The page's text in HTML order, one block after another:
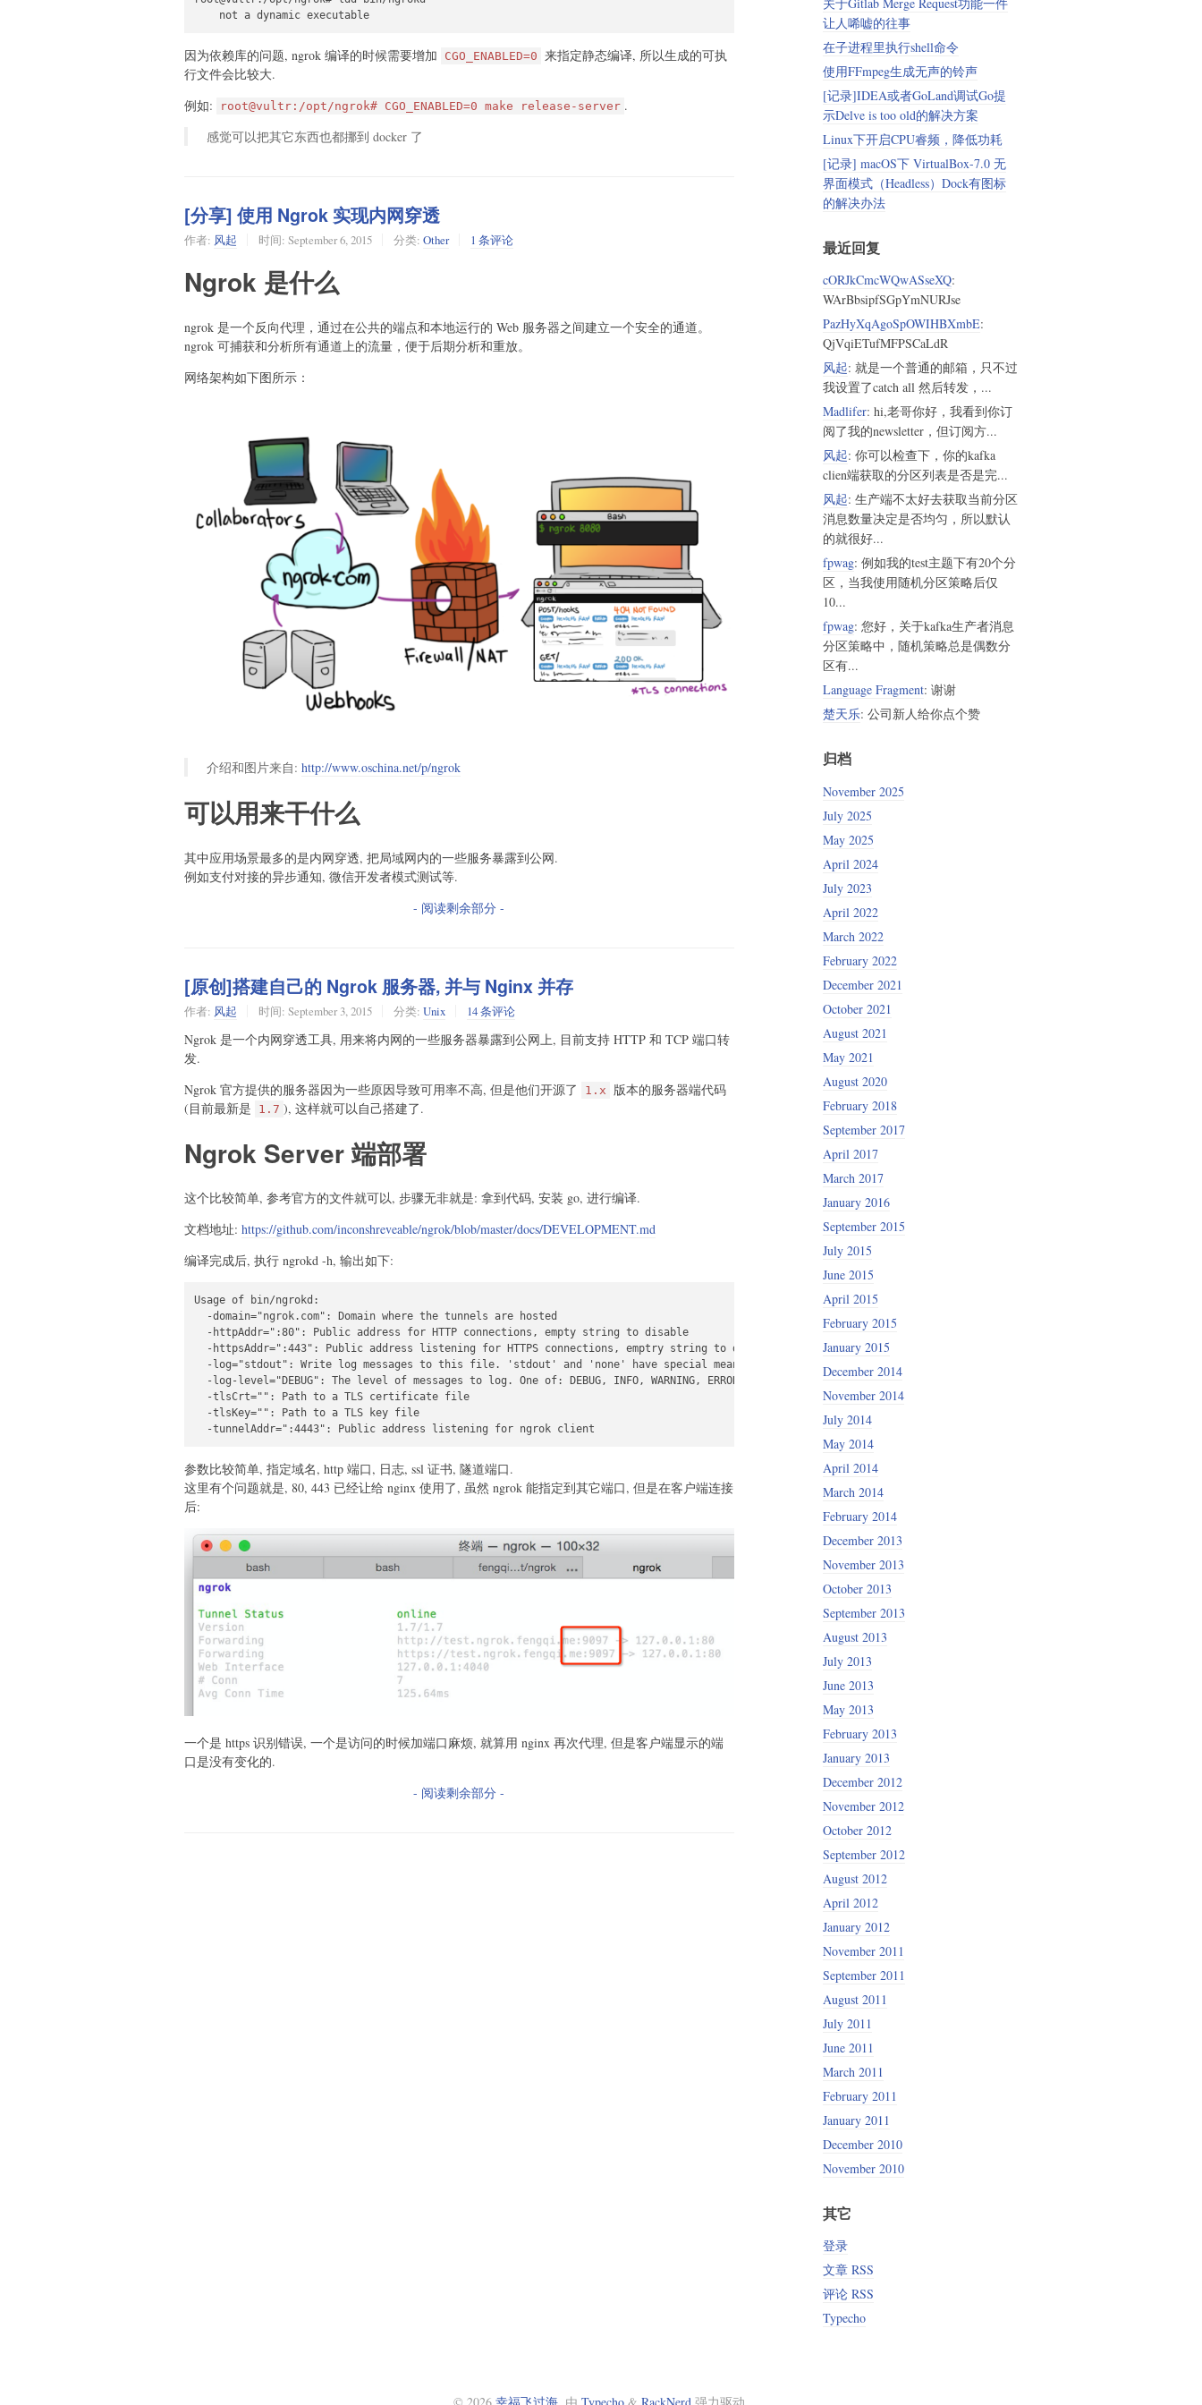
    not a dynamic executable
因为依赖库的问题, ngrok 编译的时候需要增加 CGO_ENABLED=0 来指定静态编译, 所以生成的可执
行文件会比较大.
例如:
root@vultr:/opt/ngrok# CGO_ENABLED=0 make release-server .
感觉可以把其它东西也都挪到 docker 了
[分享] 使用 Ngrok 实现内网穿透
作者: 风起 时间: September 6, 2015 分类: Other 1 条评论
Ngrok 是什么
ngrok 是一个反向代理，通过在公共的端点和本地运行的 Web 服务器之间建立一个安全的通道。
ngrok 可捕获和分析所有通道上的流量，便于后期分析和重放。
网络架构如下图所示：
介绍和图片来自: http://www.oschina.net/p/ngrok
可以用来干什么
其中应用场景最多的是内网穿透, 把局域网内的一些服务暴露到公网.
例如支付对接的异步通知, 微信开发者模式测试等.
- 阅读剩余部分 -
[原创]搭建自己的 Ngrok 服务器, 并与 Nginx 并存
作者: 风起 时间: September 3, 2015 分类: Unix 14 条评论
Ngrok 是一个内网穿透工具, 用来将内网的一些服务器暴露到公网上, 目前支持 HTTP 和 TCP 端口转
发.
Ngrok 官方提供的服务器因为一些原因导致可用率不高, 但是他们开源了
1.x
版本的服务器端代码
(目前最新是
1.7 ), 这样就可以自己搭建了.
Ngrok Server 端部署
这个比较简单, 参考官方的文件就可以, 步骤无非就是: 拿到代码, 安装 go, 进行编译.
文档地址: https://github.com/inconshreveable/ngrok/blob/master/docs/DEVELOPMENT.md
编译完成后, 执行 ngrokd -h, 输出如下:
Usage of bin/ngrokd:
  -domain="ngrok.com": Domain where the tunnels are hosted
  -httpAddr=":80": Public address for HTTP connections, empty string to disable
  -httpsAddr=":443": Public address listening for HTTPS connections, emptry string to disable
  -log="stdout": Write log messages to this file. 'stdout' and 'none' have special meanings
  -log-level="DEBUG": The level of messages to log. One of: DEBUG, INFO, WARNING, ERROR
  -tlsCrt="": Path to a TLS certificate file
  -tlsKey="": Path to a TLS key file
  -tunnelAddr=":4443": Public address listening for ngrok client
参数比较简单, 指定域名, http 端口, 日志, ssl 证书, 隧道端口.
这里有个问题就是, 80, 443 已经让给 nginx 使用了, 虽然 ngrok 能指定到其它端口, 但是在客户端连接
后:
一个是 https 识别错误, 一个是访问的时候加端口麻烦, 就算用 nginx 再次代理, 但是客户端显示的端
口是没有变化的.
- 阅读剩余部分 -
让人唏嘘的往事
在子进程里执行shell命令
使用FFmpeg生成无声的铃声
[记录]IDEA或者GoLand调试Go提
示Delve is too old的解决方案
Linux下开启CPU睿频，降低功耗
[记录] macOS下 VirtualBox-7.0 无
界面模式（Headless）Dock有图标
的解决办法
最近回复
cORJkCmcWQwASseXQ:
WArBbsipfSGpYmNURJse
PazHyXqAgoSpOWIHBXmbE:
QjVqiETufMFPSCaLdR
风起: 就是一个普通的邮箱，只不过
我设置了catch all 然后转发，...
Madlifer: hi,老哥你好，我看到你订
阅了我的newsletter，但订阅方...
风起: 你可以检查下，你的kafka
clien端获取的分区列表是否是完...
风起: 生产端不太好去获取当前分区
消息数量决定是否均匀，所以默认
的就很好...
fpwag: 例如我的test主题下有20个分
区，当我使用随机分区策略后仅
10...
fpwag: 您好，关于kafka生产者消息
分区策略中，随机策略总是偶数分
区有...
Language Fragment: 谢谢
楚天乐: 公司新人给你点个赞
归档
November 2025
July 2025
May 2025
April 2024
July 2023
April 2022
March 2022
February 2022
December 2021
October 2021
August 2021
May 2021
August 2020
February 2018
September 2017
April 2017
March 2017
January 2016
September 2015
July 2015
June 2015
April 2015
February 2015
January 2015
December 2014
November 2014
July 2014
May 2014
April 2014
March 2014
February 2014
December 2013
November 2013
October 2013
September 2013
August 2013
July 2013
June 2013
May 2013
February 2013
January 2013
December 2012
November 2012
October 2012
September 2012
August 2012
April 2012
January 2012
November 2011
September 2011
August 2011
July 2011
June 2011
March 2011
February 2011
January 2011
December 2010
November 2010
其它
登录
文章 RSS
评论 RSS
Typecho